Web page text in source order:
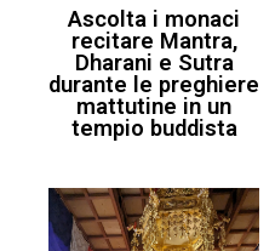
Ascolta i monaci
recitare Mantra,
Dharani e Sutra
durante le preghiere
mattutine in un
tempio buddista